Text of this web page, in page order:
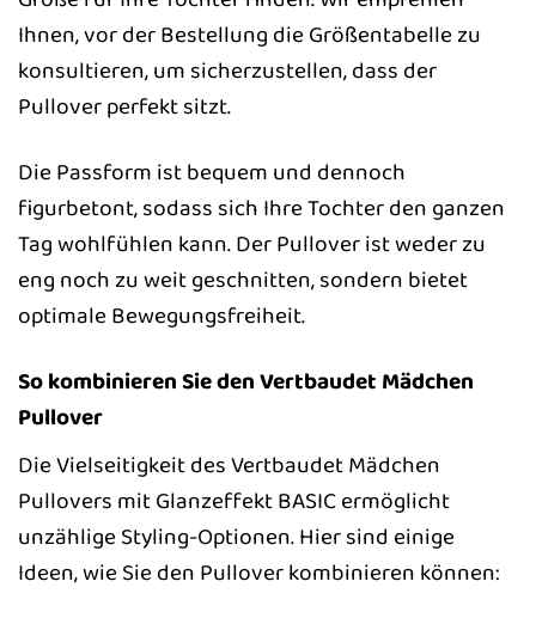
Ihnen, vor der Bestellung die Größentabelle zu
konsultieren, um sicherzustellen, dass der
Pullover perfekt sitzt.
Die Passform ist bequem und dennoch
figurbetont, sodass sich Ihre Tochter den ganzen
Tag wohlfühlen kann. Der Pullover ist weder zu
eng noch zu weit geschnitten, sondern bietet
optimale Bewegungsfreiheit.
So kombinieren Sie den Vertbaudet Mädchen
Pullover
Die Vielseitigkeit des Vertbaudet Mädchen
Pullovers mit Glanzeffekt BASIC ermöglicht
unzählige Styling-Optionen. Hier sind einige
Ideen, wie Sie den Pullover kombinieren können: